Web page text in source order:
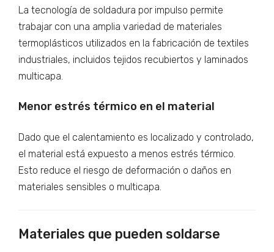
La tecnología de soldadura por impulso permite
trabajar con una amplia variedad de materiales
termoplásticos utilizados en la fabricación de textiles
industriales, incluidos tejidos recubiertos y laminados
multicapa.
Menor estrés térmico en el material
Dado que el calentamiento es localizado y controlado,
el material está expuesto a menos estrés térmico.
Esto reduce el riesgo de deformación o daños en
materiales sensibles o multicapa.
Materiales que pueden soldarse